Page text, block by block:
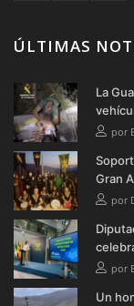
ÚLTIMAS
La
por
Gran
por
por
Un